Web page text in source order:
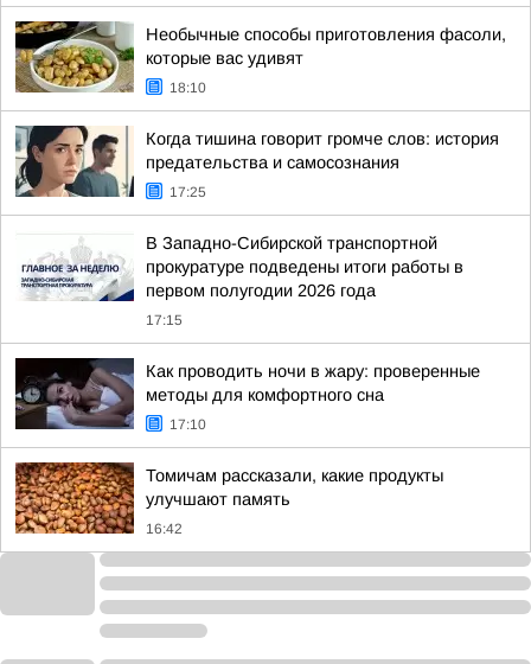
Необычные способы приготовления фасоли,
которые вас удивят
18:10
Когда тишина говорит громче слов: история
предательства и самосознания
17:25
В Западно-Сибирской транспортной
прокуратуре подведены итоги работы в
первом полугодии 2026 года
17:15
Как проводить ночи в жару: проверенные
методы для комфортного сна
17:10
Томичам рассказали, какие продукты
улучшают память
16:42